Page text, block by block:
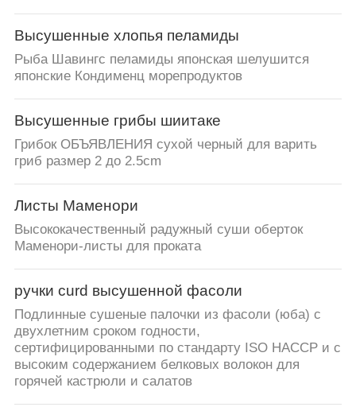
Высушенные хлопья пеламиды
Рыба Шавингс пеламиды японская шелушится
японские Кондименц морепродуктов
Высушенные грибы шиитаке
Грибок ОБЪЯВЛЕНИЯ сухой черный для варить
гриб размер 2 до 2.5cm
Листы Маменори
Высококачественный радужный суши оберток
Маменори-листы для проката
ручки curd высушенной фасоли
Подлинные сушеные палочки из фасоли (юба) с
двухлетним сроком годности,
сертифицированными по стандарту ISO HACCP и с
высоким содержанием белковых волокон для
горячей кастрюли и салатов